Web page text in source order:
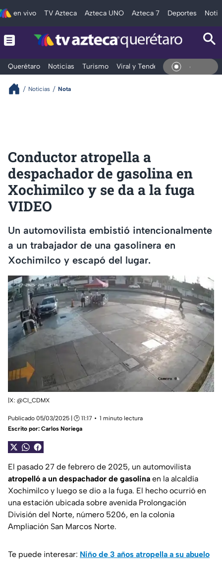
en vivo TV Azteca Azteca UNO Azteca 7 Deportes
Querétaro Noticias Turismo Viral y Tendencia Clima En
Noticias Nota
Conductor atropella a
despachador de gasolina en
Xochimilco y se da a la fuga
VIDEO
Un automovilista embistió intencionalmente
a un trabajador de una gasolinera en
Xochimilco y escapó del lugar.
|X: @CI_CDMX
Publicado 05/03/2025 | 🕑 11:17
1 minuto lectura
Escrito por: Carlos Noriega
El pasado 27 de febrero de 2025, un automovilista
atropelló a un despachador de gasolina en la alcaldía
Xochimilco y luego se dio a la fuga. El hecho ocurrió en
una estación ubicada sobre avenida Prolongación
División del Norte, número 5206, en la colonia
Ampliación San Marcos Norte.
Te puede interesar: Niño de 3 años atropella a su abuelo